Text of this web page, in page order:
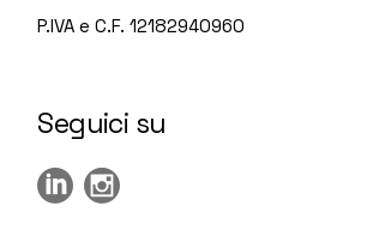
P.IVA e C.F. 12182940960
Seguici su